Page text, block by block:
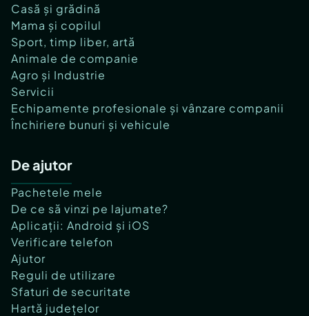
Casă și grădină
Mama și copilul
Sport, timp liber, artă
Animale de companie
Agro și Industrie
Servicii
Echipamente profesionale și vânzare companii
Închiriere bunuri și vehicule
De ajutor
Pachetele mele
De ce să vinzi pe lajumate?
Aplicații: Android și iOS
Verificare telefon
Ajutor
Reguli de utilizare
Sfaturi de securitate
Hartă județelor